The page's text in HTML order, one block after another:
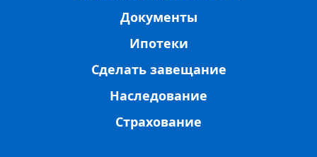
Документы
Ипотеки
Сделать завещание
Наследование
Страхование